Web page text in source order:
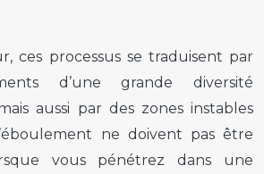
ces processus se traduisent par
d’une grande diversité
aussi par des zones instables
ne doivent pas être
vous pénétrez dans une